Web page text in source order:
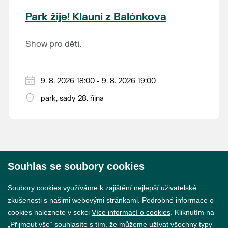
krajina na světě, která je zapsána na Seznam
světového přírodního a kulturního dědictví
Park žije! Klauni z Balónkova
Show pro děti.
9. 8. 2026 18:00 - 9. 8. 2026 19:00
park, sady 28. října
Souhlas se soubory cookies
Soubory cookies využíváme k zajištění nejlepší uživatelské
zkušenosti s našimi webovými stránkami. Podrobné informace o
cookies naleznete v sekci Více informací o cookies . Kliknutím na
„Přijmout vše“ souhlasíte s tím, že můžeme užívat všechny typy